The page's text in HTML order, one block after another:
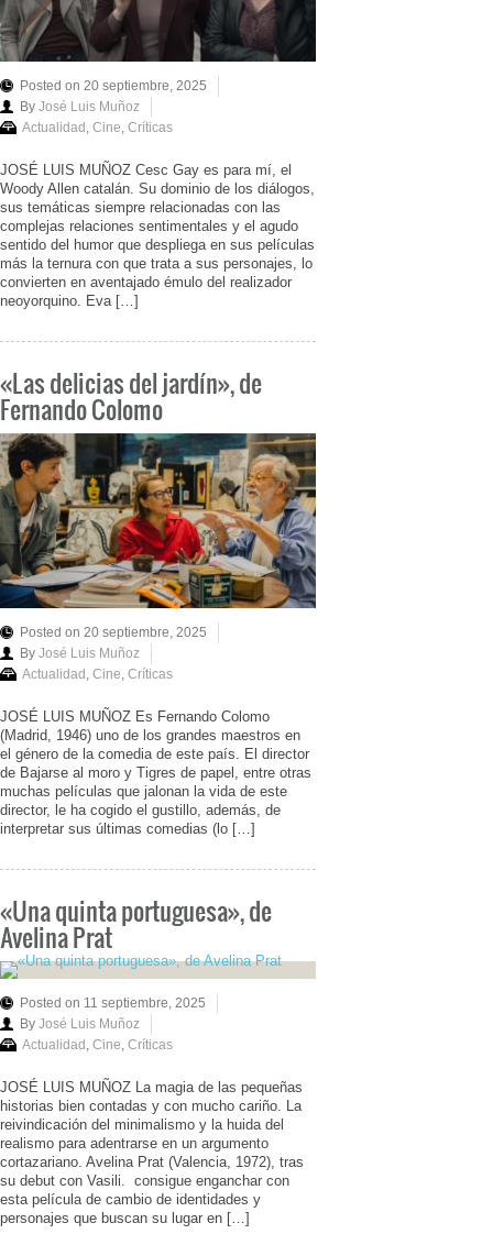
Posted on 20 septiembre, 2025
By José Luis Muñoz
Actualidad , Cine, Críticas
JOSÉ LUIS MUÑOZ Cesc Gay es para mí, el
Woody Allen catalán. Su dominio de los diálogos,
sus temáticas siempre relacionadas con las
complejas relaciones sentimentales y el agudo
sentido del humor que despliega en sus películas
más la ternura con que trata a sus personajes, lo
convierten en aventajado émulo del realizador
neoyorquino. Eva […]
«Las delicias del jardín», de
Fernando Colomo
Posted on 20 septiembre, 2025
By José Luis Muñoz
Actualidad , Cine, Críticas
JOSÉ LUIS MUÑOZ Es Fernando Colomo
(Madrid, 1946) uno de los grandes maestros en
el género de la comedia de este país. El director
de Bajarse al moro y Tigres de papel, entre otras
muchas películas que jalonan la vida de este
director, le ha cogido el gustillo, además, de
interpretar sus últimas comedias (lo […]
«Una quinta portuguesa», de
Avelina Prat
Posted on 11 septiembre, 2025
By José Luis Muñoz
Actualidad , Cine, Críticas
JOSÉ LUIS MUÑOZ La magia de las pequeñas
historias bien contadas y con mucho cariño. La
reivindicación del minimalismo y la huida del
realismo para adentrarse en un argumento
cortazariano. Avelina Prat (Valencia, 1972), tras
su debut con Vasili. consigue enganchar con
esta película de cambio de identidades y
personajes que buscan su lugar en […]